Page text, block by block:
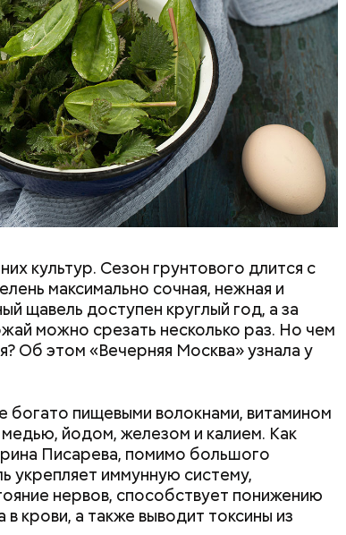
пьяного
День книголюбов и День
воздушных поцелуев: какие
культур. Сезон грунтового длится с
максимально сочная, нежная и
щавель доступен круглый год, а за
можно срезать несколько раз. Но чем
Об этом «Вечерняя Москва» узнала у
пищевыми волокнами, витамином
йодом, железом и калием. Как
Писарева, помимо большого
укрепляет иммунную систему,
нервов, способствует понижению
крови, а также выводит токсины из
в том, что он содержит большое
которая может способствовать
объяснила диетолог.
ПРОДУКТЫ